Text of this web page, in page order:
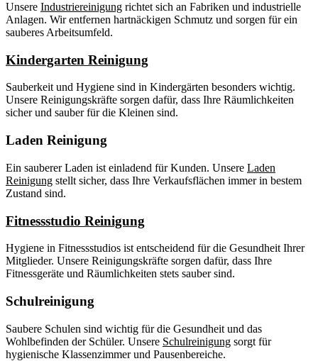
Unsere Industriereinigung richtet sich an Fabriken und industrielle
Anlagen. Wir entfernen hartnäckigen Schmutz und sorgen für ein
sauberes Arbeitsumfeld.
Kindergarten Reinigung
Sauberkeit und Hygiene sind in Kindergärten besonders wichtig.
Unsere Reinigungskräfte sorgen dafür, dass Ihre Räumlichkeiten
sicher und sauber für die Kleinen sind.
Laden Reinigung
Ein sauberer Laden ist einladend für Kunden. Unsere Laden
Reinigung stellt sicher, dass Ihre Verkaufsflächen immer in bestem
Zustand sind.
Fitnessstudio Reinigung
Hygiene in Fitnessstudios ist entscheidend für die Gesundheit Ihrer
Mitglieder. Unsere Reinigungskräfte sorgen dafür, dass Ihre
Fitnessgeräte und Räumlichkeiten stets sauber sind.
Schulreinigung
Saubere Schulen sind wichtig für die Gesundheit und das
Wohlbefinden der Schüler. Unsere Schulreinigung sorgt für
hygienische Klassenzimmer und Pausenbereiche.